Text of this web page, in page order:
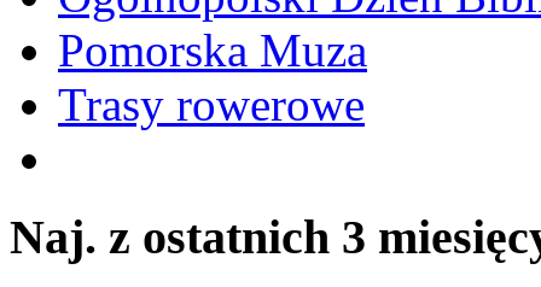
Pomorska Muza
Trasy rowerowe
Naj. z ostatnich 3